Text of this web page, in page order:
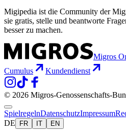
Migipedia ist die Community der
sie gratis, stelle und beantworte
besser zu machen.
Migros
Cumulus
Kundendienst
© 2026 Migros-Genossenschafts-
SpielregelnDatenschutzImpressum
DE
FR IT EN